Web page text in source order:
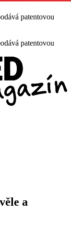
patentovou
patentovou
a